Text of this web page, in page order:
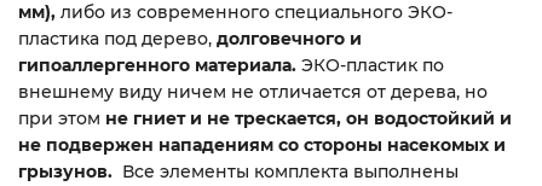
мм), либо из современного специального ЭКО-
пластика под дерево, долговечного и
гипоаллергенного материала. ЭКО-пластик по
внешнему виду ничем не отличается от дерева, но
при этом не гниет и не трескается, он водостойкий и
не подвержен нападениям со стороны насекомых и
грызунов. Все элементы комплекта выполнены